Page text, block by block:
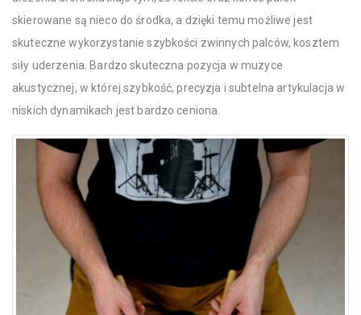
skierowane są nieco do środka, a dzięki temu możliwe jest
skuteczne wykorzystanie szybkości zwinnych palców, kosztem
siły uderzenia. Bardzo skuteczna pozycja w muzyce
akustycznej, w której szybkość, precyzja i subtelna artykulacja w
niskich dynamikach jest bardzo ceniona.